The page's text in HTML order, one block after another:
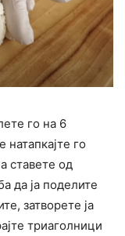
го на 6
го
ставете од
да ја поделите
затворете ја
триаголници